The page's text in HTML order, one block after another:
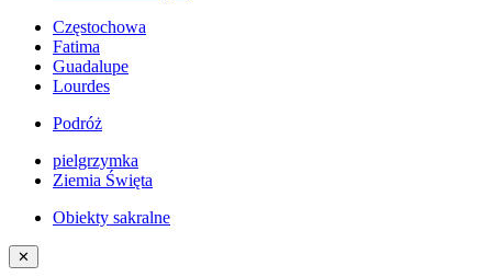
Częstochowa
Fatima
Guadalupe
Lourdes
Podróż
pielgrzymka
Ziemia Święta
Obiekty sakralne
✕